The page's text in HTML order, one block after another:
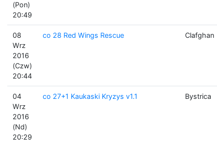
(Pon)
20:49
08
Wrz
2016
(Czw)
20:44
co 28 Red Wings Rescue Clafghan
04
Wrz
2016
(Nd)
20:29
co 27+1 Kaukaski Kryzys v1.1 Bystrica